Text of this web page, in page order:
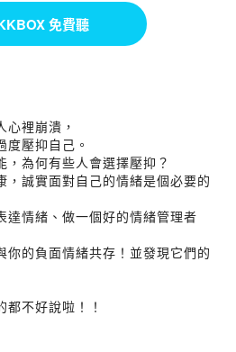
免費聽
裡崩潰，
壓抑自己。
為何有些人會選擇壓抑？
，誠實面對自己的情緒是個必要的
達情緒、做一個好的情緒管理者
你的負面情緒共存！並發現它們的
不好說啦！！